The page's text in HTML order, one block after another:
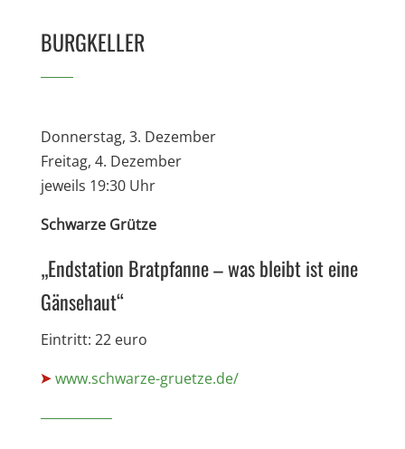
BURGKELLER
Donnerstag, 3. Dezember
Freitag, 4. Dezember
jeweils 19:30 Uhr
Schwarze Grütze
„Endstation Bratpfanne – was bleibt ist eine
Gänsehaut“
Eintritt: 22 euro
www.schwarze-gruetze.de/